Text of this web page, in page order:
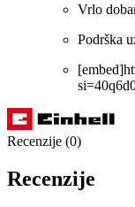
Vrlo
Podrška
Recenzije (0)
Recenzije